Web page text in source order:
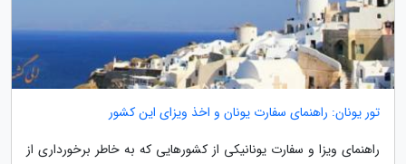
تور یونان: راهنمای سفارت یونان و اخذ ویزای این کشور
راهنمای ویزا و سفارت یونانیکی از کشورهایی که به خاطر برخورداری از